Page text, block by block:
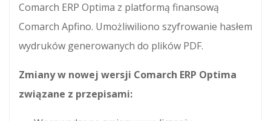
Comarch ERP Optima z platformą finansową
Comarch Apfino. Umożliwiliono szyfrowanie hasłem
wydruków generowanych do plików PDF.
Zmiany w nowej wersji Comarch ERP Optima
związane z przepisami: